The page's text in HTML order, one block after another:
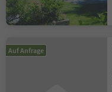
Auf Anfrage